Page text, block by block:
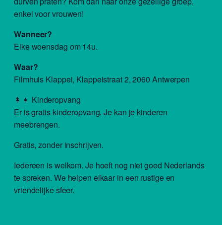
enkel voor vrouwen!
Wanneer?
Elke woensdag om 14u.
Waar?
Filmhuis Klappei, Klappeistraat 2, 2060 Antwerpen
👩‍👧 Kinderopvang
Er is gratis kinderopvang. Je kan je kinderen
meebrengen.
Gratis, zonder inschrijven.
Iedereen is welkom. Je hoeft nog niet goed Nederlands
te spreken. We helpen elkaar in een rustige en
vriendelijke sfeer.